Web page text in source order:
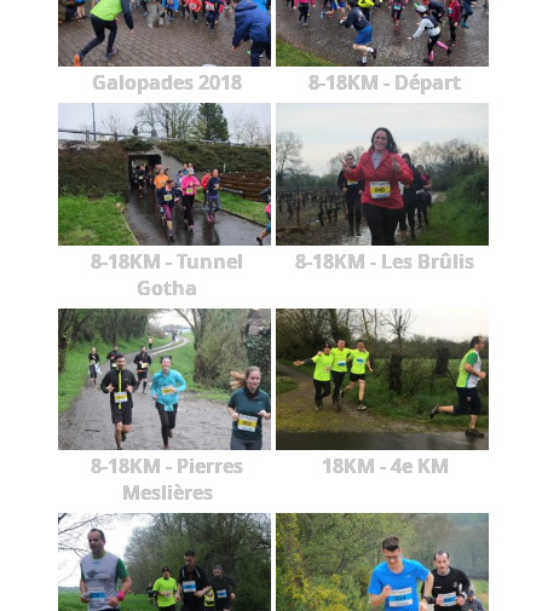
Galopades 2018 8-18KM - Départ
8-18KM - Tunnel
Gotha
8-18KM - Les Brûlis
8-18KM - Pierres
Meslières
18KM - 4e KM